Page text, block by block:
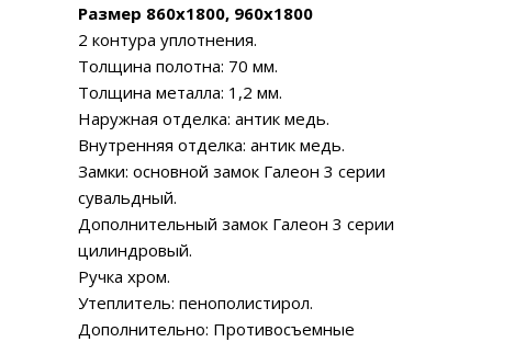
Размер 860х1800, 960х1800
2 контура уплотнения.
Толщина полотна: 70 мм.
Толщина металла: 1,2 мм.
Наружная отделка: антик медь.
Внутренняя отделка: антик медь.
Замки: основной замок Галеон 3 серии
сувальдный.
Дополнительный замок Галеон 3 серии
цилиндровый.
Ручка хром.
Утеплитель: пенополистирол.
Дополнительно: Противосъемные